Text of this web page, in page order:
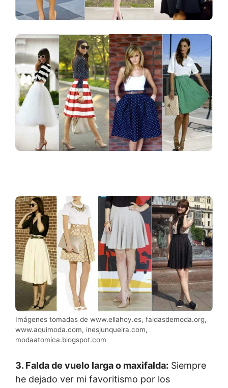
Imágenes tomadas de www.ellahoy.es, faldasdemoda.org,
www.aquimoda.com, inesjunqueira.com,
modaatomica.blogspot.com
3. Falda de vuelo larga o maxifalda: Siempre
he dejado ver mi favoritismo por los